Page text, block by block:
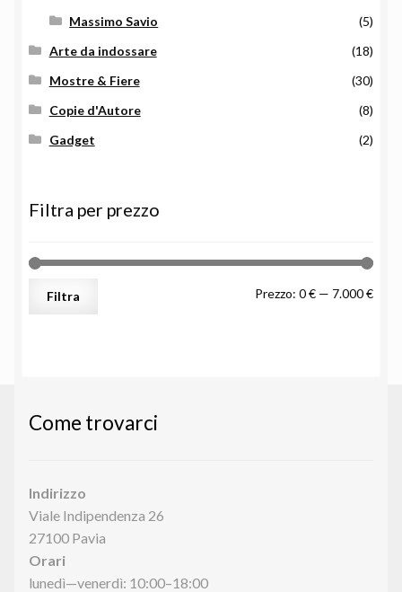
Massimo Savio
(5)
Arte da indossare
(18)
Mostre & Fiere
(30)
Copie d'Autore
(8)
Gadget
(2)
Filtra per prezzo
Filtra Prezzo: 0 € — 7.000 €
Come trovarci
Indirizzo
Viale Indipendenza 26
27100 Pavia
Orari
lunedì—venerdì: 10:00–18:00